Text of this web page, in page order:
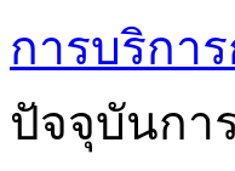
การบริกา
ปัจจุบันกา